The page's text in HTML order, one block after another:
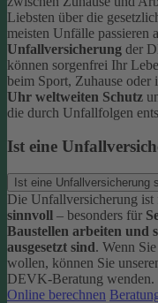
Liebsten über die
meisten Unfälle passieren
Unfallversicherung der
können sorgenfrei Ihr
beim Sport, Zuhause
Uhr weltweiten Schutz
die durch Unfallfolgen
Ist eine
Ist eine Unfallversicherung
Die Unfallversicherung ist
sinnvoll – besonders für
Baustellen arbeiten und
ausgesetzt sind. Wenn
wollen, können Sie
DEVK-Beratung wenden.
Online berechnen